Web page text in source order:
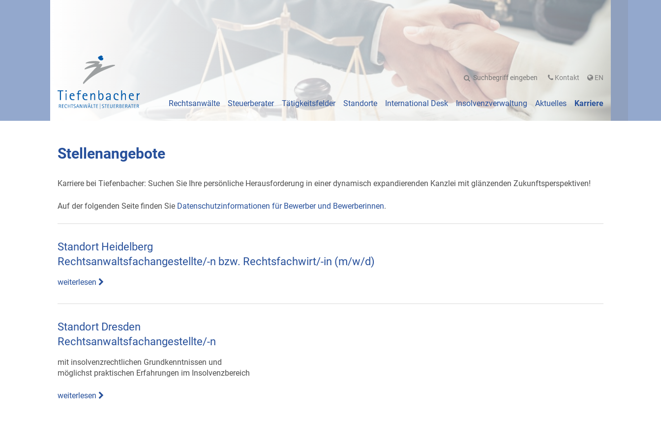
Kontakt EN
Rechtsanwälte Steuerberater Tätigkeitsfelder Standorte International Desk Insolvenzverwaltung Aktuelles Karriere
Stellenangebote
Karriere bei Tiefenbacher: Suchen Sie Ihre persönliche Herausforderung in einer dynamisch expandierenden Kanzlei mit glänzenden Zukunftsperspektiven!
Auf der folgenden Seite finden Sie Datenschutzinformationen für Bewerber und Bewerberinnen.
Standort Heidelberg
Rechtsanwaltsfachangestellte/-n bzw. Rechtsfachwirt/-in (m/w/d)
weiterlesen
Standort Dresden
Rechtsanwaltsfachangestellte/-n
mit insolvenzrechtlichen Grundkenntnissen und
möglichst praktischen Erfahrungen im Insolvenzbereich
weiterlesen